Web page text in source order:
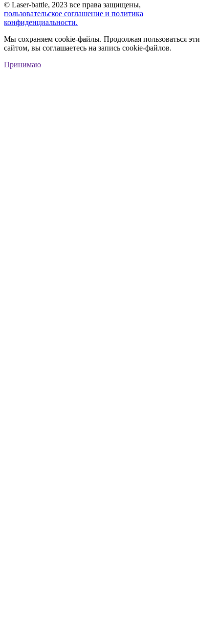
© Laser-battle, 2023 все права защищены,
пользовательское соглашение и политика
конфиденциальности.
Мы сохраняем cookie-файлы. Продолжая пользоваться эти
сайтом, вы соглашаетесь на запись cookie-файлов.
Принимаю